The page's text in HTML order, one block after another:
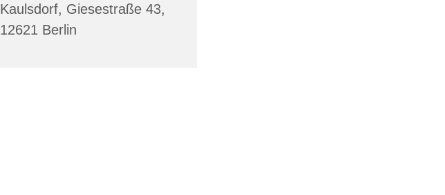
Kaulsdorf, Giesestraße 43,
12621 Berlin